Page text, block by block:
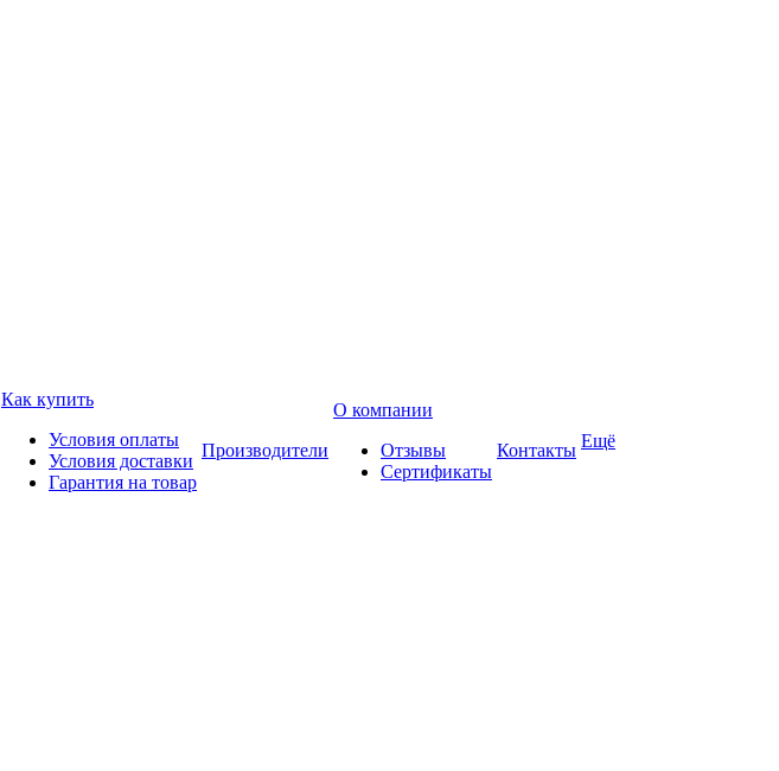
Как купить
Условия оплаты
Условия доставки
Гарантия на товар
Производители
О компании
Отзывы
Сертификаты
Контакты Ещё